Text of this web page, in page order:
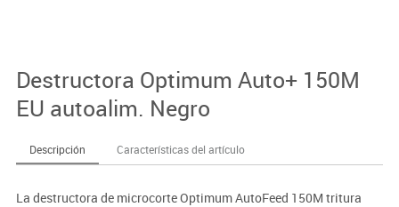
Destructora Optimum Auto+ 150M
EU autoalim. Negro
Descripción Características del artículo
La destructora de microcorte Optimum AutoFeed 150M tritura